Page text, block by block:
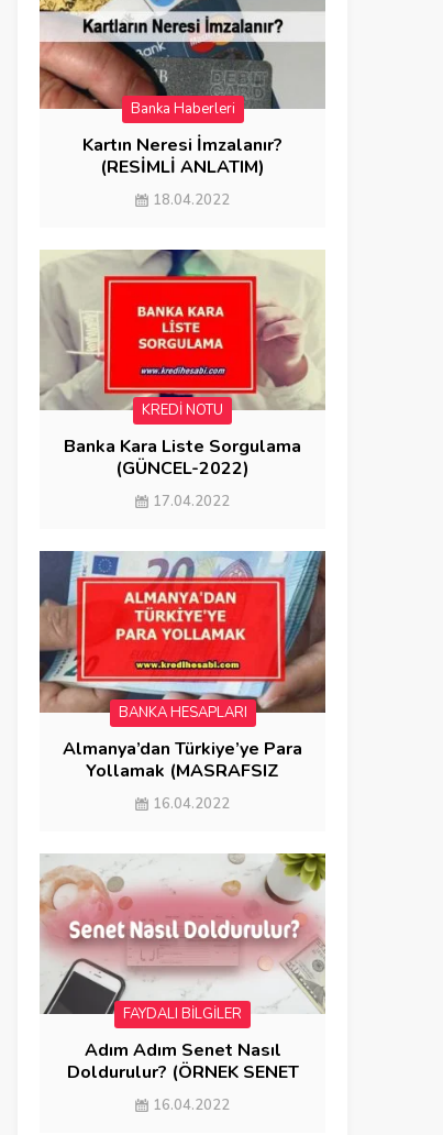
Banka Haberleri
FAYDALI BİLGİLER
Kartın Neresi İmzalanır?
(RESİMLİ ANLATIM)
18.04.2022
KREDİ NOTU
Banka Kara Liste Sorgulama
(GÜNCEL-2022)
17.04.2022
BANKA HESAPLARI
Almanya’dan Türkiye’ye Para
Yollamak (MASRAFSIZ
GÖNDERME)
16.04.2022
FAYDALI BİLGİLER
Adım Adım Senet Nasıl
Doldurulur? (ÖRNEK SENET
DOLDURMA)
16.04.2022